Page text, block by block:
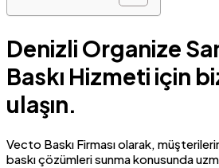
Denizli Organize
Baskı Hizmeti için
ulaşın.
Vecto Baskı Firması olarak,
baskı çözümleri sunma konusunda